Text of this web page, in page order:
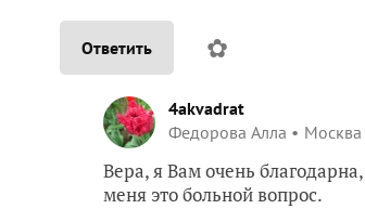
Ответить ✿
4akvadrat
Федорова Алла
Москва
Вера, я Вам очень
меня это больной вопрос.